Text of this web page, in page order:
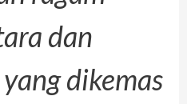
dan
dikemas